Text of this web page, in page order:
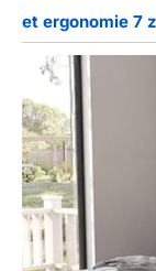
et ergonomie 7